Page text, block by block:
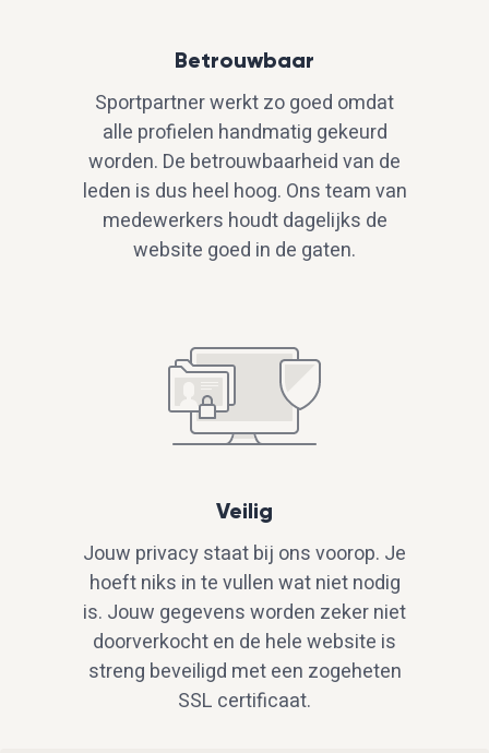
Betrouwbaar
Sportpartner werkt zo goed omdat
alle profielen handmatig gekeurd
worden. De betrouwbaarheid van de
leden is dus heel hoog. Ons team van
medewerkers houdt dagelijks de
website goed in de gaten.
Veilig
Jouw privacy staat bij ons voorop. Je
hoeft niks in te vullen wat niet nodig
is. Jouw gegevens worden zeker niet
doorverkocht en de hele website is
streng beveiligd met een zogeheten
SSL certificaat.